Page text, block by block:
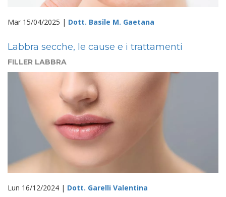
Mar 15/04/2025 | Dott. Basile M. Gaetana
Labbra secche, le cause e i trattamenti
FILLER LABBRA
Lun 16/12/2024 | Dott. Garelli Valentina